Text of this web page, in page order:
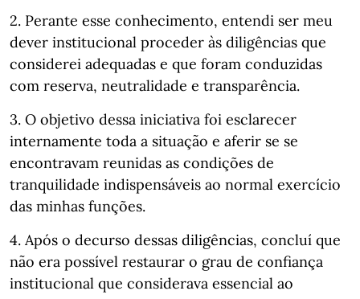
2. Perante esse conhecimento, entendi ser meu
dever institucional proceder às diligências que
considerei adequadas e que foram conduzidas
com reserva, neutralidade e transparência.
3. O objetivo dessa iniciativa foi esclarecer
internamente toda a situação e aferir se se
encontravam reunidas as condições de
tranquilidade indispensáveis ao normal exercício
das minhas funções.
4. Após o decurso dessas diligências, concluí que
não era possível restaurar o grau de confiança
institucional que considerava essencial ao